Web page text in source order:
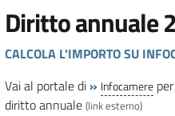
Diritto annuale
CALCOLA L'IMPORTO SU
Vai al portale di» Infocamere
diritto annuale (link esterno)